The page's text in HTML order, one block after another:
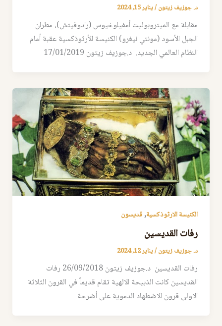
د. جوزيف زيتون/يناير 15, 2024
مقابلة مع الميتروبوليت أمفيلوخيوس (رادوفيتش)، مطران
الجبل الأسود (مونتي نيغرو) الكنيسة الأرثوذكسية عقبة أمام
النظام العالمي الجديد. د.جوزيف زيتون 17/01/2019
الكنيسة الارثوذكسية,قديسون
رفات القديسين
د. جوزيف زيتون/يناير 12, 2024
رفات القديسين د.جوزيف زيتون 26/09/2018 رفات
القديسين كانت الذبيحة الالهية تقام قديماً في القرون الثلاثة
الاولى قرون الاضطهاد الدموية على أضرحة